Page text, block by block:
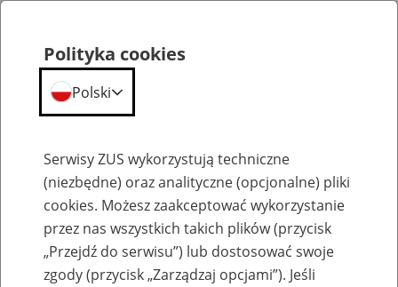
Szkolenia
Polityka cookies
Polski
Serwisy ZUS wykorzystują techniczne
(niezbędne) oraz analityczne (opcjonalne) pliki
cookies. Możesz zaakceptować wykorzystanie
przez nas wszystkich takich plików (przycisk
„Przejdź do serwisu”) lub dostosować swoje
zgody (przycisk „Zarządzaj opcjami”). Jeśli